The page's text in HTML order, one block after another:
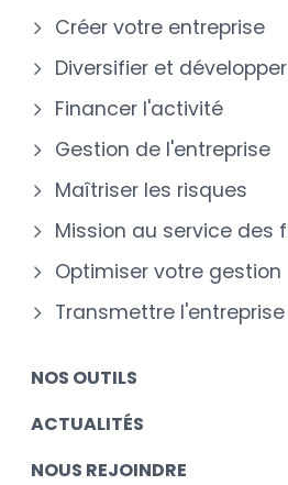
Créer votre entreprise
Diversifier et développer
Financer l'activité
Gestion de l'entreprise
Maîtriser les risques
Mission au service des
Optimiser votre gestion
Transmettre l'entreprise
NOS OUTILS
ACTUALITÉS
NOUS REJOINDRE